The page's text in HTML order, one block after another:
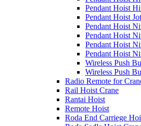
Pendant Hoist
Pendant Hoist
Pendant Hoist
Pendant Hoist
Pendant Hoist
Pendant Hoist
Wireless Push
Wireless Push
Radio Remote for
Rail Hoist Crane
Rantai Hoist
Remote Hoist
Roda End Carriege